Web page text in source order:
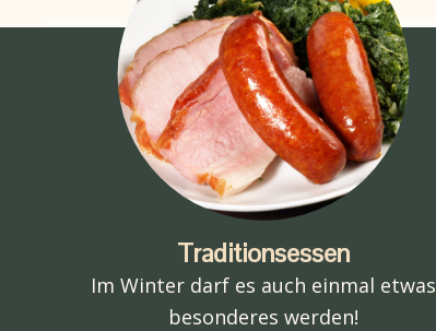
Traditionsessen
Im Winter darf es auch einmal etwas
besonderes werden!